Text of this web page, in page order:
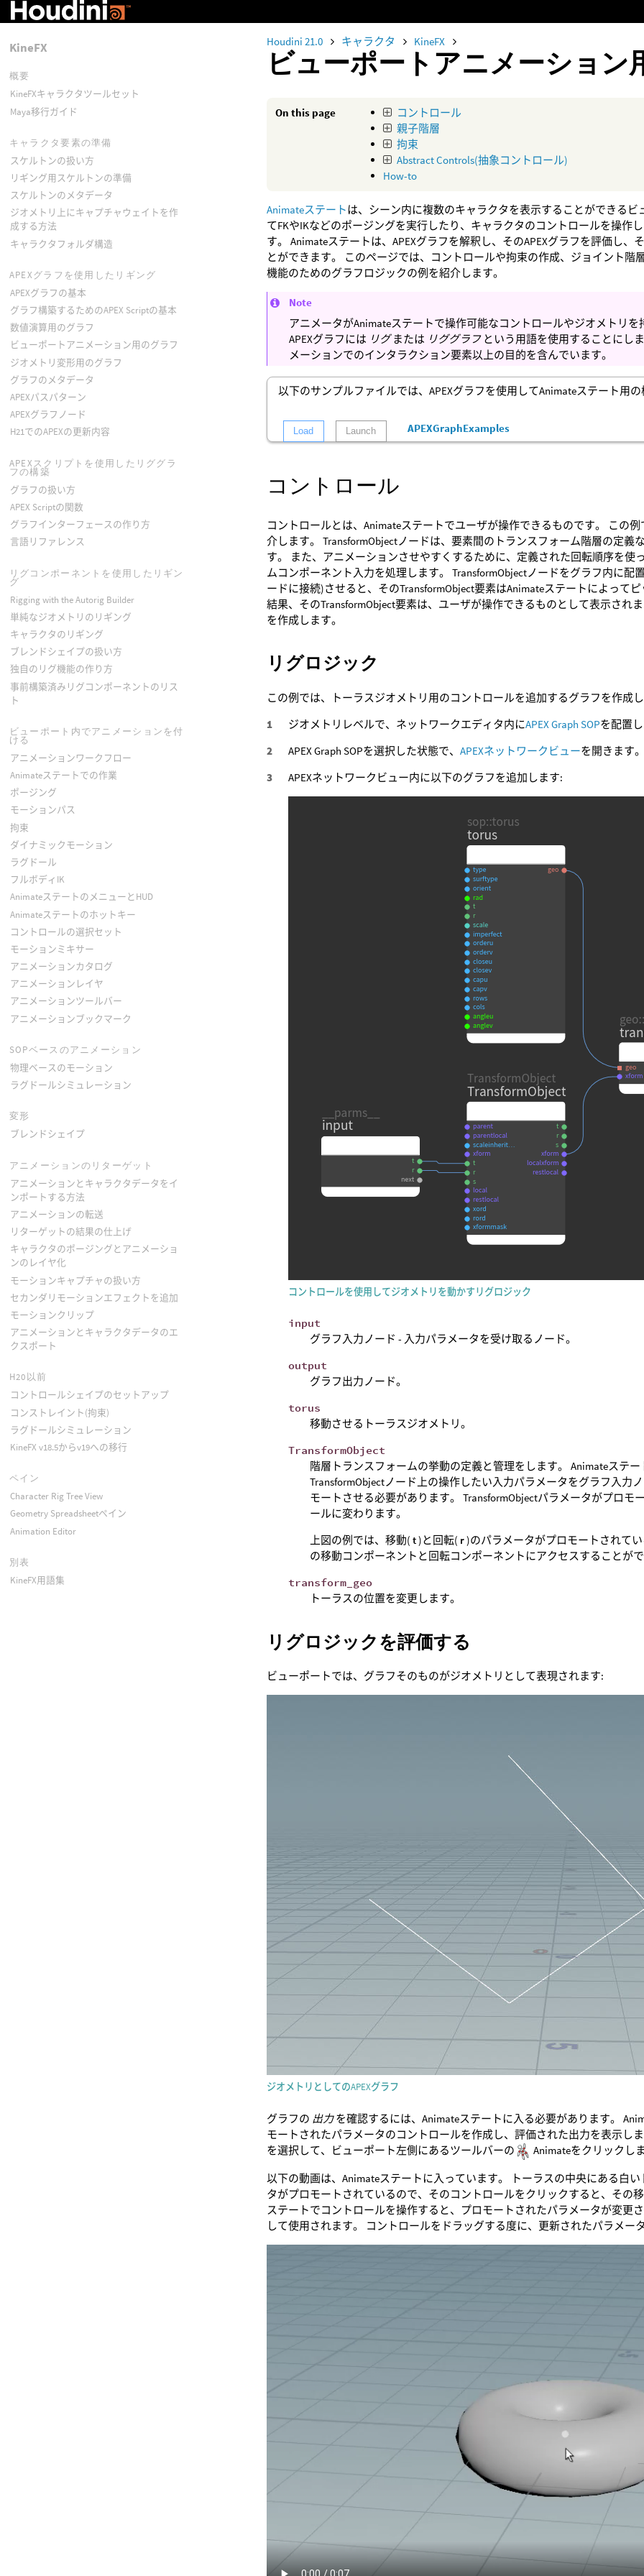
Houdini 21.0 キャラクタ KineFX
ビューポートアニメーション
On this page
コントロール
親子階層
拘束
Abstract Controls(抽象コントロール)
How-to
Animateステートは、シーン内に複数のキャラクタを表示することができる
てFKやIKなどのポージングを実行したり、キャラクタのコントロールを操作
す。 Animateステートは、APEXグラフを解釈し、そのAPEXグラフを評価し
とができます。 このページでは、コントロールや拘束の作成、ジョイント階
機能のためのグラフロジックの例を紹介します。
Note
アニメータがAnimateステートで操作可能なコントロールやジオメトリ
APEXグラフには リグまたは リググラフという用語を使用することにしま
メーションでのインタラクション要素以上の目的を含んでいます。
以下のサンプルファイルでは、APEXグラフを使用してAnimateステート用
Load Launch APEXGraphExamples
コントロール
コントロールとは、Animateステートでユーザが操作できるものです。 この
介します。 TransformObjectノードは、要素間のトランスフォーム階層の定
す。 また、アニメーションさせやすくするために、定義された回転順序を使
ムコンポーネント入力を処理します。 TransformObjectノードをグラフ内に配
ードに接続)させると、そのTransformObject要素はAnimateステートによって
結果、そのTransformObject要素は、ユーザが操作できるものとして表示され
を作成します。
リグロジック
この例では、トーラスジオメトリ用のコントロールを追加するグラフを作成
ジオメトリレベルで、ネットワークエディタ内にAPEX Graph SOPを配置し
APEX Graph SOPを選択した状態で、APEXネットワークビューを開きます。
APEXネットワークビュー内に以下のグラフを追加します:
コントロールを使用してジオメトリを動かすリグロジック
input
グラフ入力ノード - 入力パラメータを受け取るノード。
output
グラフ出力ノード。
torus
移動させるトーラスジオメトリ。
TransformObject
階層トランスフォームの挙動の定義と管理をします。 Animateステ
TransformObjectノード上の操作したい入力パラメータをグラフ入力
モートさせる必要があります。 TransformObjectパラメータがプロモ
ールに変わります。
上図の例では、移動(t)と回転( r)のパラメータがプロモートされて
の移動コンポーネントと回転コンポーネントにアクセスすることがで
transform_geo
トーラスの位置を変更します。
リグロジックを評価する
ビューポートでは、グラフそのものがジオメトリとして表現されます:
ジオメトリとしてのAPEXグラフ
グラフの 出力を確認するには、Animateステートに入る必要があります。
モートされたパラメータのコントロールを作成し、評価された出力を表示しま
を選択して、ビューポート左側にあるツールバーの
Animateをクリックしま
以下の動画は、Animateステートに入っています。 トーラスの中央にある白
タがプロモートされているので、そのコントロールをクリックすると、その
ステートでコントロールを操作すると、プロモートされたパラメータが変更
して使用されます。 コントロールをドラッグする度に、更新されたパラメー
KineFX
概要
KineFXキャラクタツールセット
Maya移行ガイド
キャラクタ要素の準備
スケルトンの扱い方
リギング用スケルトンの準備
スケルトンのメタデータ
ジオメトリ上にキャプチャウェイトを作
成する方法
キャラクタフォルダ構造
APEXグラフを使用したリギング
APEXグラフの基本
グラフ構築するためのAPEX Scriptの基本
数値演算用のグラフ
ビューポートアニメーション用のグラフ
ジオメトリ変形用のグラフ
グラフのメタデータ
APEXパスパターン
APEXグラフノード
H21でのAPEXの更新内容
APEXスクリプトを使用したリググラ
フの構築
グラフの扱い方
APEX Scriptの関数
グラフインターフェースの作り方
言語リファレンス
リグコンポーネントを使用したリギン
グ
Rigging with the Autorig Builder
単純なジオメトリのリギング
キャラクタのリギング
ブレンドシェイプの扱い方
独自のリグ機能の作り方
事前構築済みリグコンポーネントのリス
ト
ビューポート内でアニメーションを付
ける
アニメーションワークフロー
Animateステートでの作業
ポージング
モーションパス
拘束
ダイナミックモーション
ラグドール
フルボディIK
AnimateステートのメニューとHUD
Animateステートのホットキー
コントロールの選択セット
モーションミキサー
アニメーションカタログ
アニメーションレイヤ
アニメーションツールバー
アニメーションブックマーク
SOPベースのアニメーション
物理ベースのモーション
ラグドールシミュレーション
変形
ブレンドシェイプ
アニメーションのリターゲット
アニメーションとキャラクタデータをイ
ンポートする方法
アニメーションの転送
リターゲットの結果の仕上げ
キャラクタのポージングとアニメーショ
ンのレイヤ化
モーションキャプチャの扱い方
セカンダリモーションエフェクトを追加
モーションクリップ
アニメーションとキャラクタデータのエ
クスポート
H20以前
コントロールシェイプのセットアップ
コンストレイント(拘束)
ラグドールシミュレーション
KineFX v18.5からv19への移行
ペイン
Character Rig Tree View
Geometry Spreadsheetペイン
Animation Editor
別表
KineFX用語集